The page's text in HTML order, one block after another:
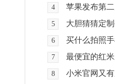
4 苹果发布第
5 大胆猜猜定
6 买什么拍照
7 最便宜的红
8 小米官网又